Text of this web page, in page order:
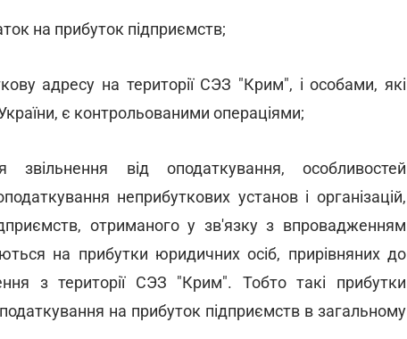
на прибуток підприємств;
адресу на території СЭЗ "Крим", і особами, які
є контрольованими операціями;
від оподаткування, особливостей
неприбуткових установ і організацій,
отриманого у зв'язку з впровадженням
на прибутки юридичних осіб, прирівняних до
з території СЭЗ "Крим". Тобто такі прибутки
на прибуток підприємств в загальному